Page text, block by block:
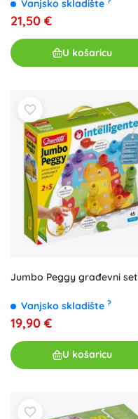
Vanjsko skladište
21,50 €
U košaricu
Jumbo Peggy građevni set
Vanjsko skladište ?
19,90 €
U košaricu